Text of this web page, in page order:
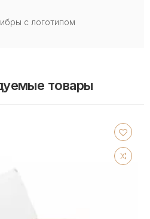
с логотипом
товары